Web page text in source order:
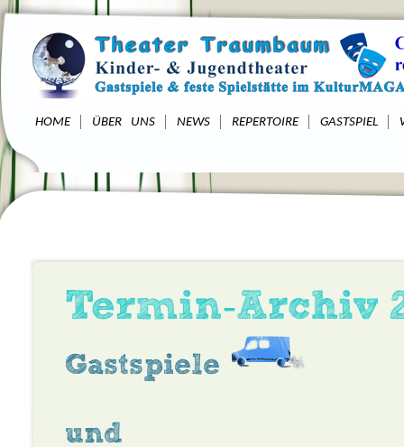
HOME ÜBER UNS NEWS REPERTOIRE GASTSPIEL
Termin-Archiv
Gastspiele
und